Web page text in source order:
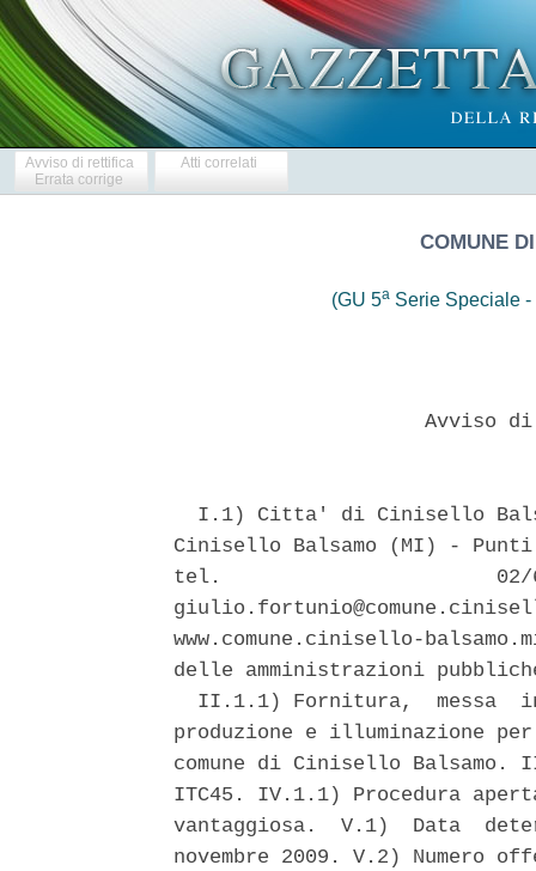
Avviso di rettifica
Errata corrige
Atti correlati
COMUNE
(GU 5a Serie Speciale
Avviso
I.1) Citta' di Cinisello
Cinisello Balsamo (MI) -
tel.                       02/
www.comune.cinisello-
delle amministrazioni
II.1.1) Fornitura,  messa
produzione e illuminazione
comune di Cinisello
ITC45. IV.1.1) Procedura
vantaggiosa.  V.1)  Data
novembre 2009. V.2)